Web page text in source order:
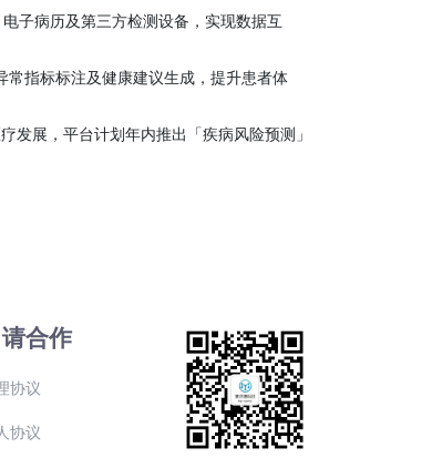
子病历及第三方检测设备，实现数据互
指标标注及健康建议生成，提升患者体
展，平台计划年内推出「疾病风险预测」
合作
协议
协议